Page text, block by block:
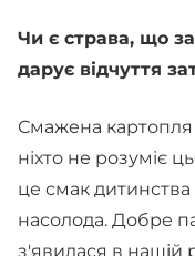
Чи є страва, що
дарує відчуття
Смажена
ніхто не розуміє
це смак
насолода. Добре
з'явилася в нашій